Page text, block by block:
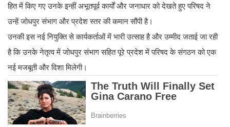
हित में किए गए उनके इन्हीं अभूतपूर्व कार्यों और जनाधार को देखते हुए परिषद ने
उन्हें जोधपुर संभाग और प्रदेश स्तर की कमान सौंपी है।
उनकी इस नई नियुक्ति से कार्यकर्ताओं में भारी उत्साह है और उम्मीद जताई जा रही
है कि उनके नेतृत्व में जोधपुर संभाग सहित पूरे प्रदेश में परिषद के संगठन को एक
नई मजबूती और दिशा मिलेगी।